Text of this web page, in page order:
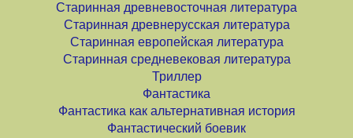
Старинная древневосточная литература
Старинная древнерусская литература
Старинная европейская литература
Старинная средневековая литература
Триллер
Фантастика
Фантастика как альтернативная история
Фантастический боевик